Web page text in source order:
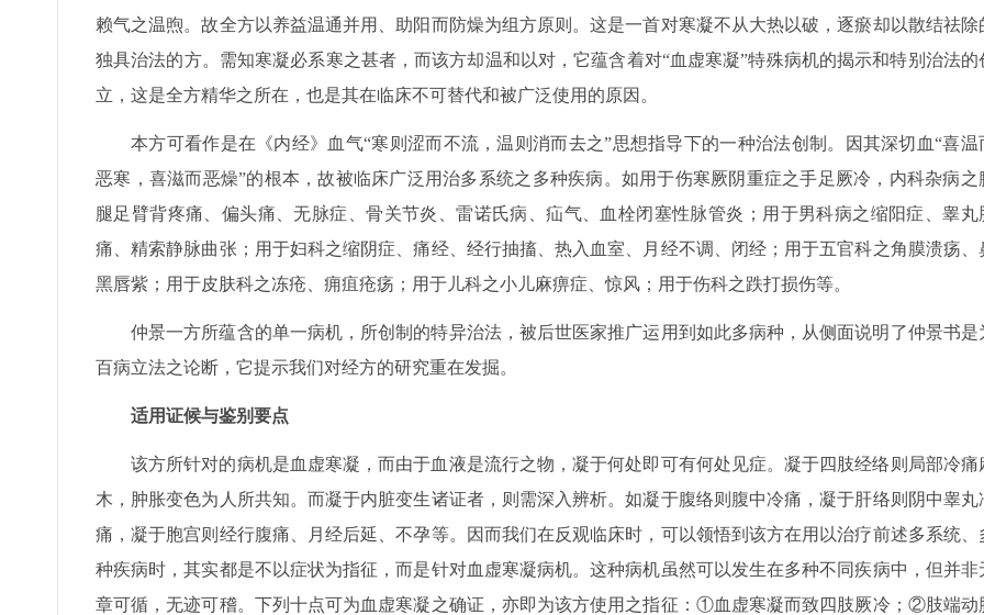
赖气之温煦。故全方以养益温通并用、助阳而防燥为组方原则。这是一首对寒凝不从大热以破，逐瘀却以散结祛除
独具治法的方。需知寒凝必系寒之甚者，而该方却温和以对，它蕴含着对“血虚寒凝”特殊病机的揭示和特别治法的
立，这是全方精华之所在，也是其在临床不可替代和被广泛使用的原因。
本方可看作是在《内经》血气“寒则涩而不流，温则消而去之”思想指导下的一种治法创制。因其深切血“喜温
恶寒，喜滋而恶燥”的根本，故被临床广泛用治多系统之多种疾病。如用于伤寒厥阴重症之手足厥冷，内科杂病之
腿足臂背疼痛、偏头痛、无脉症、骨关节炎、雷诺氏病、疝气、血栓闭塞性脉管炎；用于男科病之缩阳症、睾丸
痛、精索静脉曲张；用于妇科之缩阴症、痛经、经行抽搐、热入血室、月经不调、闭经；用于五官科之角膜溃疡、
黑唇紫；用于皮肤科之冻疮、痈疽疮疡；用于儿科之小儿麻痹症、惊风；用于伤科之跌打损伤等。
仲景一方所蕴含的单一病机，所创制的特异治法，被后世医家推广运用到如此多病种，从侧面说明了仲景书是
百病立法之论断，它提示我们对经方的研究重在发掘。
适用证候与鉴别要点
该方所针对的病机是血虚寒凝，而由于血液是流行之物，凝于何处即可有何处见症。凝于四肢经络则局部冷痛
木，肿胀变色为人所共知。而凝于内脏变生诸证者，则需深入辨析。如凝于腹络则腹中冷痛，凝于肝络则阴中睾丸
痛，凝于胞宫则经行腹痛、月经后延、不孕等。因而我们在反观临床时，可以领悟到该方在用以治疗前述多系统、
种疾病时，其实都是不以症状为指征，而是针对血虚寒凝病机。这种病机虽然可以发生在多种不同疾病中，但并非
章可循，无迹可稽。下列十点可为血虚寒凝之确证，亦即为该方使用之指征：①血虚寒凝而致四肢厥冷；②肢端动